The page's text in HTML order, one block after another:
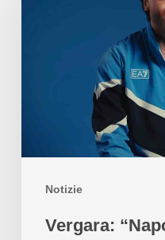
Notizie
Vergara: